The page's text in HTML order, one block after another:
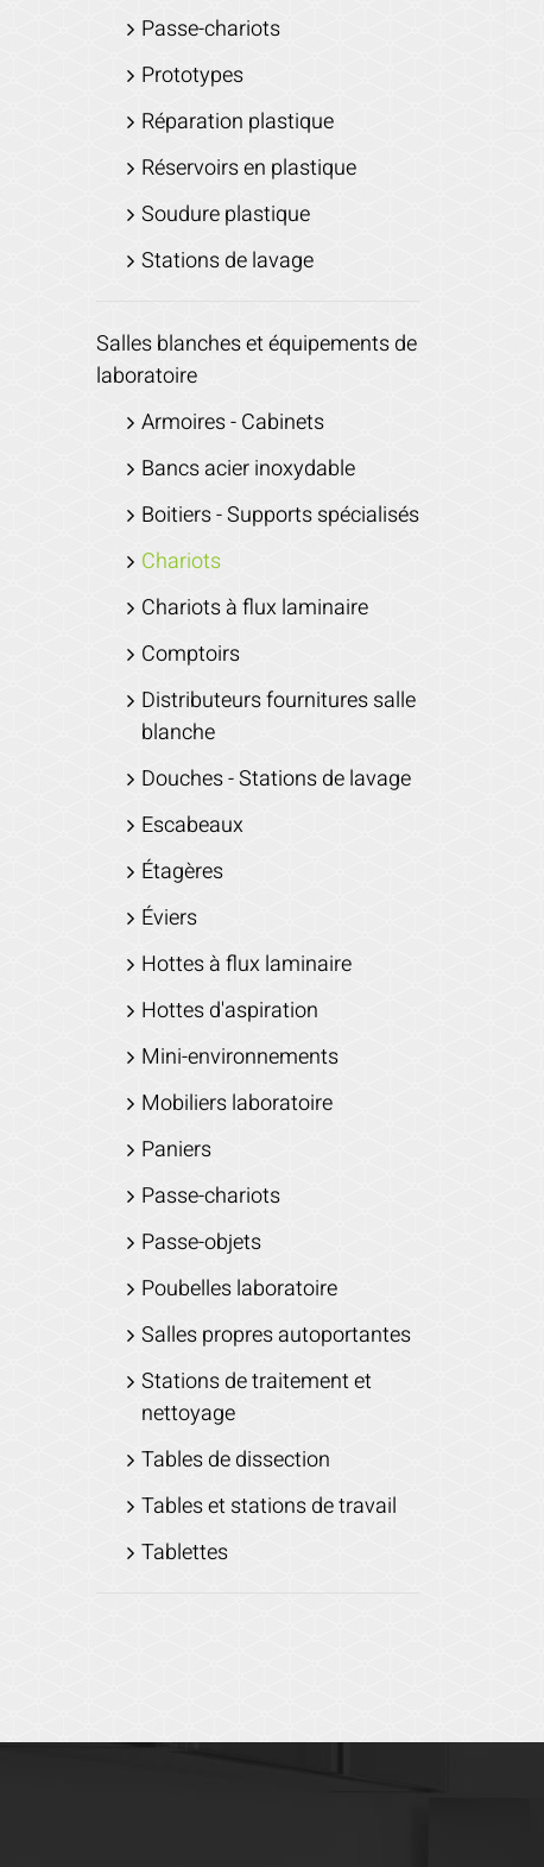
Passe-chariots
Prototypes
Réparation plastique
Réservoirs en plastique
Soudure plastique
Stations de lavage
Salles blanches et équipements de
laboratoire
Armoires - Cabinets
Bancs acier inoxydable
Boitiers - Supports spécialisés
Chariots
Chariots à flux laminaire
Comptoirs
Distributeurs fournitures salle
blanche
Douches - Stations de lavage
Escabeaux
Étagères
Éviers
Hottes à flux laminaire
Hottes d'aspiration
Mini-environnements
Mobiliers laboratoire
Paniers
Passe-chariots
Passe-objets
Poubelles laboratoire
Salles propres autoportantes
Stations de traitement et
nettoyage
Tables de dissection
Tables et stations de travail
Tablettes